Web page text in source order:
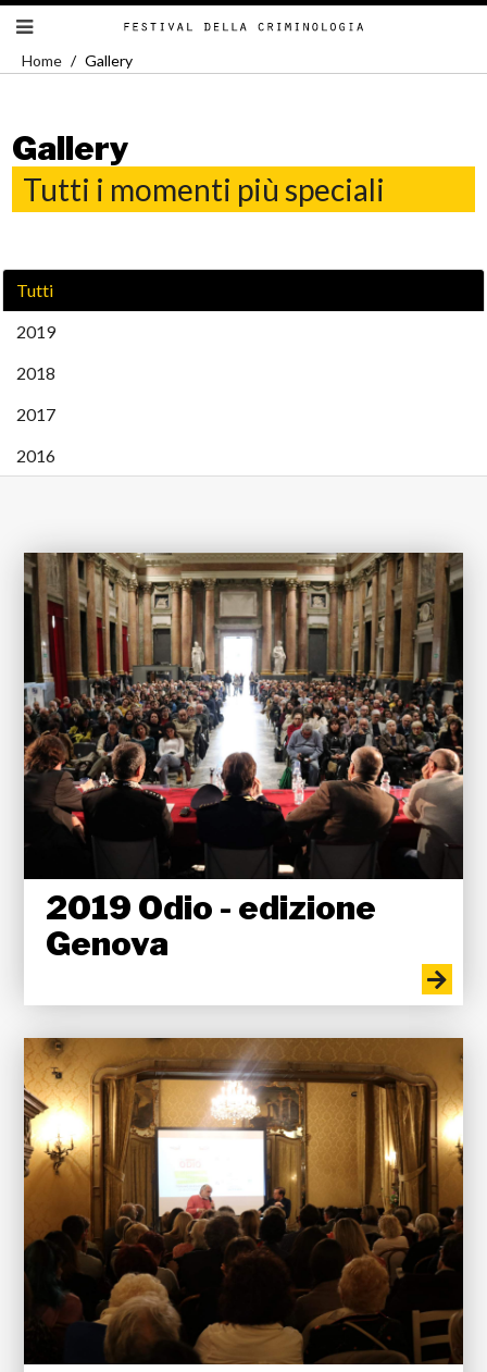
Home Gallery
Gallery
Tutti i momenti più speciali
Tutti
2019
2018
2017
2016
2019 Odio - edizione
Genova